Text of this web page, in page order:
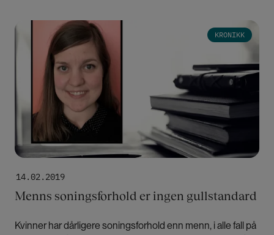
14.02.2019
Menns soningsforhold er ingen gullstandard
Kvinner har dårligere soningsforhold enn menn, i alle fall på
Bilde
KRONIKK